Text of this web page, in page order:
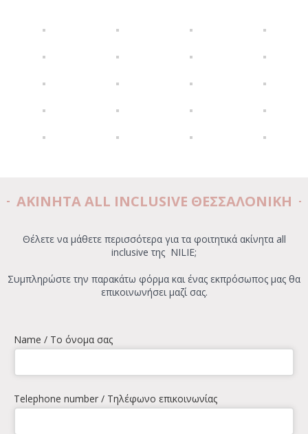
ΑΚΙΝΗΤΑ ALL INCLUSIVE ΘΕΣΣΑΛΟΝΙΚΗ
Θέλετε να μάθετε περισσότερα για τα φοιτητικά ακίνητα all
inclusive της NILIE;
Συμπληρώστε την παρακάτω φόρμα και ένας εκπρόσωπος μας θα
επικοινωνήσει μαζί σας.
Name / To όνομα σας
Telephone number / Τηλέφωνο επικοινωνίας